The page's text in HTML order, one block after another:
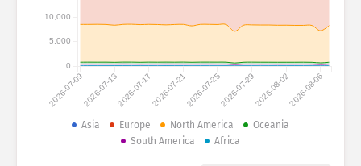
Ensemble de données
2026-07-092026-07-132026-07-172026-07-212026-07-252026-07-292026-08-022026-08-06
0
5,000
10,000
Asia Europe North America
Oceania
South America
Africa